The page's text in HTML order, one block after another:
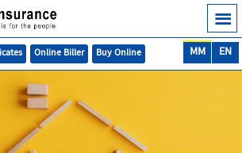
EN
MM
Buy Online
Online Biller